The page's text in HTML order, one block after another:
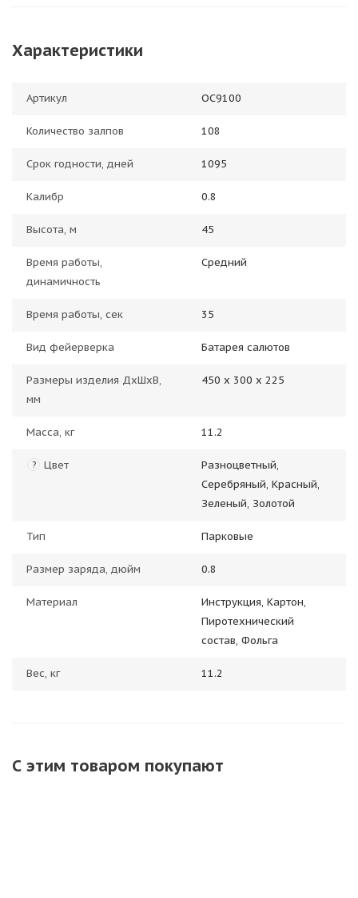
Характеристики
Артикул ОС9100
Количество залпов 108
Срок годности, дней 1095
Калибр 0.8
Высота, м 45
Время работы,
динамичность
Средний
Время работы, сек 35
Вид фейерверка Батарея салютов
Размеры изделия ДхШхВ,
мм
450 х 300 х 225
Масса, кг 11.2
? Цвет
Разноцветный,
Серебряный, Красный,
Зеленый, Золотой
Тип Парковые
Размер заряда, дюйм 0.8
Материал
Инструкция, Картон,
Пиротехнический
состав, Фольга
Вес, кг 11.2
С этим товаром покупают